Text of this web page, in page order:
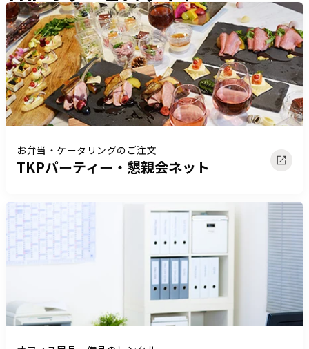
お弁当・ケータリングのご注文
TKPパーティー・懇親会ネット